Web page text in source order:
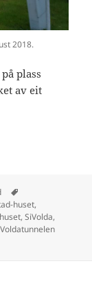
2018.
plass
av eit
huset,
,SiVolda,
Voldatunnelen
2025: Ein milliard